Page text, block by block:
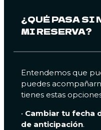
¿QUÉ PASA SI
MI RESERVA?
Entendemos que
puedes
tienes estas
• Cambiar tu fecha
de anticipación.